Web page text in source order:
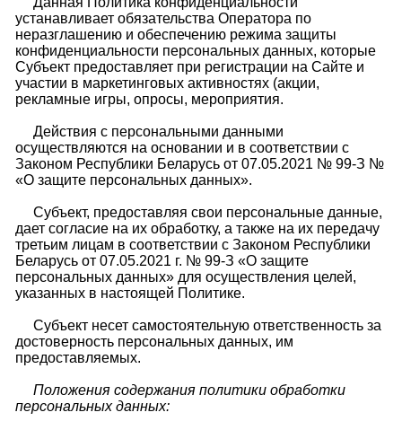
устанавливает обязательства Оператора по
неразглашению и обеспечению режима защиты
конфиденциальности персональных данных, которые
Субъект предоставляет при регистрации на Сайте и
участии в маркетинговых активностях (акции,
рекламные игры, опросы, мероприятия.
Действия с персональными данными
осуществляются на основании и в соответствии с
Законом Республики Беларусь от 07.05.2021 № 99-З №
«О защите персональных данных».
Субъект, предоставляя свои персональные данные,
дает согласие на их обработку, а также на их передачу
третьим лицам в соответствии с Законом Республики
Беларусь от 07.05.2021 г. № 99-З «О защите
персональных данных» для осуществления целей,
указанных в настоящей Политике.
Субъект несет самостоятельную ответственность за
достоверность персональных данных, им
предоставляемых.
Положения содержания политики обработки
персональных данных: